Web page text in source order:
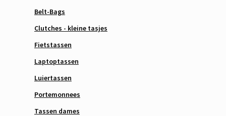
Belt-Bags
Clutches - kleine tasjes
Fietstassen
Laptoptassen
Luiertassen
Portemonnees
Tassen dames